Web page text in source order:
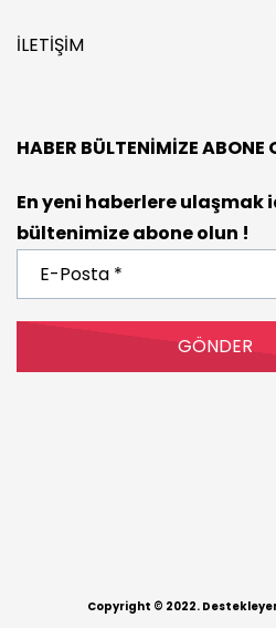
İLETIŞIM
HABER BÜLTENIMIZE ABONE
En yeni haberlere ulaşmak
bültenimize abone olun !
Posta
*
Copyright © 2022.